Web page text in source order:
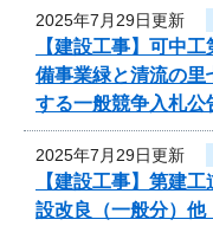
2025年7月29日更新
【建設工事】可中
備事業緑と清流の里
する一般競争入札公
2025年7月29日更新
【建設工事】第建
設改良（一般分）他